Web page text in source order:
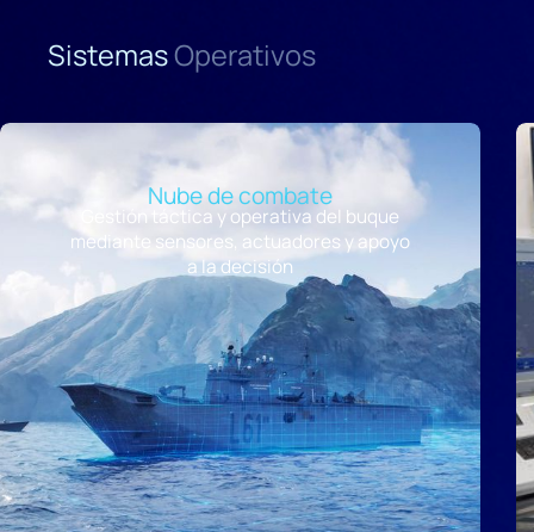
SistemasOperativos
Nube de combate
Gestión táctica y operativa del buque
mediante sensores, actuadores y apoyo
a la decisión